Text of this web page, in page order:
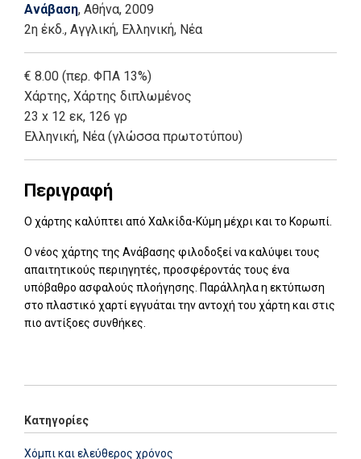
Ανάβαση, Αθήνα, 2009
2η έκδ., Αγγλική, Ελληνική, Νέα
€ 8.00 (περ. ΦΠΑ 13%)
Χάρτης, Χάρτης διπλωμένος
23 x 12 εκ, 126 γρ
Ελληνική, Νέα (γλώσσα πρωτοτύπου)
Περιγραφή
Ο χάρτης καλύπτει από Χαλκίδα-Κύμη μέχρι και το Κορωπί.
Ο νέος χάρτης της Ανάβασης φιλοδοξεί να καλύψει τους
απαιτητικούς περιηγητές, προσφέροντάς τους ένα
υπόβαθρο ασφαλούς πλοήγησης. Παράλληλα η εκτύπωση
στο πλαστικό χαρτί εγγυάται την αντοχή του χάρτη και στις
πιο αντίξοες συνθήκες.
Κατηγορίες
Χόμπι και ελεύθερος χρόνος